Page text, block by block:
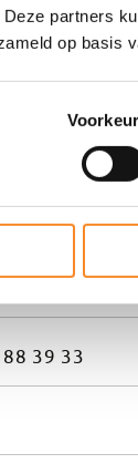
partners
op basis
vertalen van
leiders die
Sjoerd
39 33